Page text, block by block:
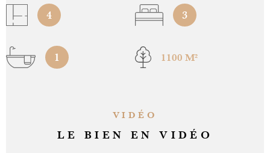
4 3
1 1100 M²
VIDÉO
LE BIEN EN VIDÉO